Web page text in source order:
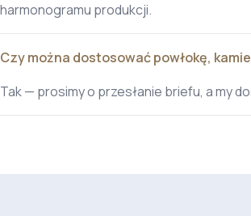
harmonogramu produkcji.
Czy można dostosować powłokę,
Tak — prosimy o przesłanie briefu, a my